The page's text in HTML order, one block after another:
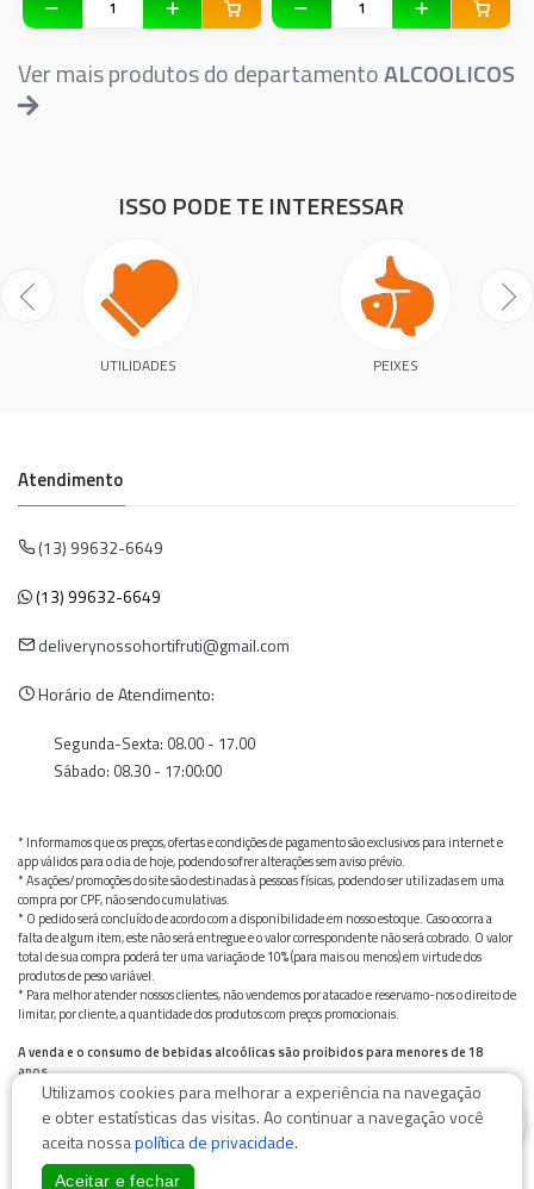
Ver mais produtos do departamentoALCOOLICOS
ISSO PODE TE INTERESSAR
UTILIDADES PEIXES
Atendimento
(13) 99632-6649
(13) 99632-6649
deliverynossohortifruti@gmail.com
Horário de Atendimento:
Segunda-Sexta: 08.00 - 17.00
Sábado: 08.30 - 17:00:00
* Informamos que os preços, ofertas e condições de pagamento são exclusivos para internet e
app válidos para o dia de hoje, podendo sofrer alterações sem aviso prévio.
* As ações/promoções do site são destinadas à pessoas físicas, podendo ser utilizadas em uma
compra por CPF, não sendo cumulativas.
* O pedido será concluído de acordo com a disponibilidade em nosso estoque. Caso ocorra a
falta de algum item, este não será entregue e o valor correspondente não será cobrado. O valor
total de sua compra poderá ter uma variação de 10% (para mais ou menos) em virtude dos
produtos de peso variável.
* Para melhor atender nossos clientes, não vendemos por atacado e reservamo-nos o direito de
limitar, por cliente, a quantidade dos produtos com preços promocionais.
A venda e o consumo de bebidas alcoólicas são proibidos para menores de 18
anos.
Bebida alcoólica pode causar dependência química e, em excesso, provoca graves males à saúde.
Beba com moderação
Utilizamos cookies para melhorar a experiência na navegação
e obter estatísticas das visitas. Ao continuar a navegação você
aceita nossapolítica de privacidade.
Aceitar e fechar